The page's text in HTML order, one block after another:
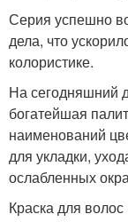
Серия успешно
дела, что
колористике.
На сегодняшний
богатейшая
наименований
для укладки,
ослабленных
Краска для